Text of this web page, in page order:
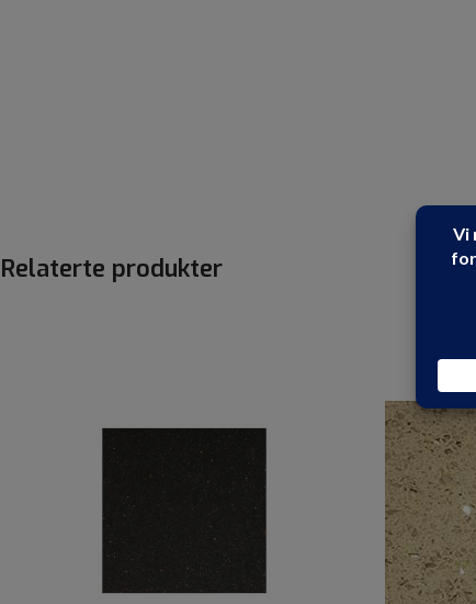
Relaterte produkter